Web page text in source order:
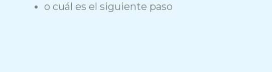
o cuál es el siguiente paso